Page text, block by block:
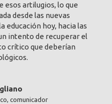
esos artilugios, lo que
desde las nuevas
educación hoy, hacia las
intento de recuperar el
crítico que deberían
comunicador